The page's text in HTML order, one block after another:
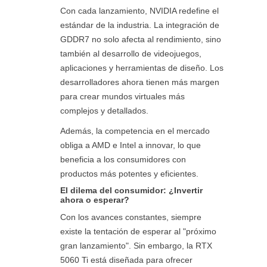
Con cada lanzamiento, NVIDIA redefine el
estándar de la industria. La integración de
GDDR7 no solo afecta al rendimiento, sino
también al desarrollo de videojuegos,
aplicaciones y herramientas de diseño. Los
desarrolladores ahora tienen más margen
para crear mundos virtuales más
complejos y detallados.
Además, la competencia en el mercado
obliga a AMD e Intel a innovar, lo que
beneficia a los consumidores con
productos más potentes y eficientes.
El dilema del consumidor: ¿Invertir
ahora o esperar?
Con los avances constantes, siempre
existe la tentación de esperar al "próximo
gran lanzamiento". Sin embargo, la RTX
5060 Ti está diseñada para ofrecer